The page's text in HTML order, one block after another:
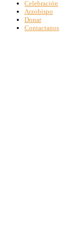
Celebración
Arzobispo
Donar
Contactanos